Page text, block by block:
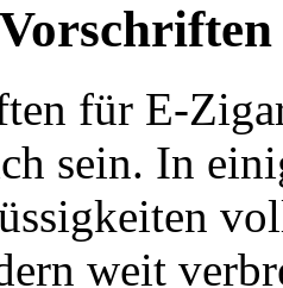
für E-
sein. In
weit